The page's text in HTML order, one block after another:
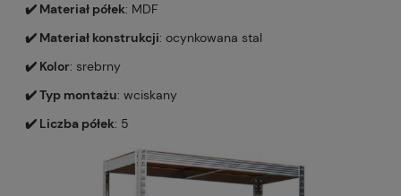
✔️ Materiał półek: MDF
✔️ Materiał konstrukcji: ocynkowana stal
✔️ Kolor: srebrny
✔️ Typ montażu: wciskany
✔️ Liczba półek: 5